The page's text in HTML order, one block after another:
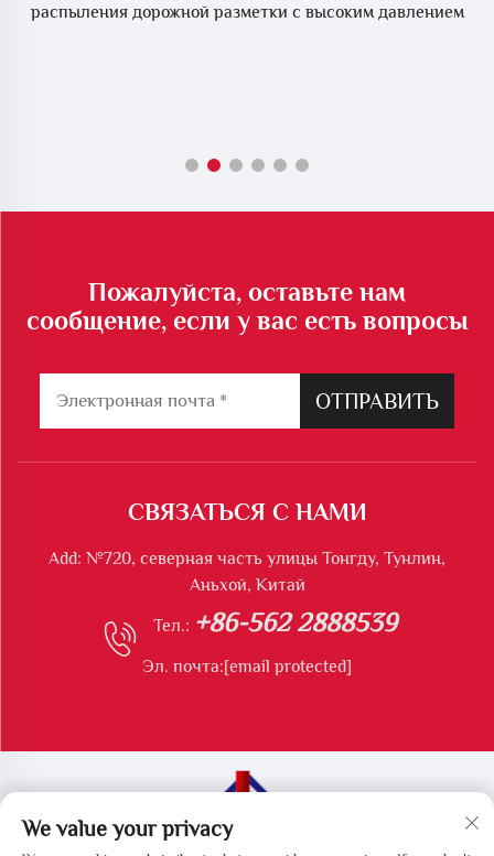
распыления дорожной разметки с высоким давлением
Пожалуйста, оставьте нам
сообщение, если у вас есть вопросы
ОТПРАВИТЬ
СВЯЗАТЬСЯ С НАМИ
Add: №720, северная часть улицы Тонгду, Тунлин,
Аньхой, Китай
Тел.: +86-562 2888539
Эл. почта:[email protected]
We value your privacy